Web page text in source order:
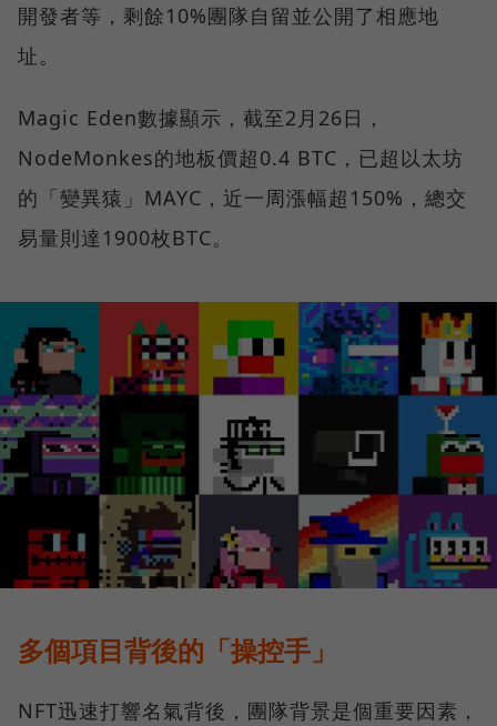
開發者等，剩餘10%團隊自留並公開了相應地
址。
Magic Eden數據顯示，截至2月26日，
NodeMonkes的地板價超0.4 BTC，已超以太坊
的「變異猿」MAYC，近一周漲幅超150%，總交
易量則達1900枚BTC。
多個項目背後的「操控手」
NFT迅速打響名氣背後，團隊背景是個重要因素，